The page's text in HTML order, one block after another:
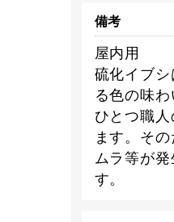
備考
屋内用
硫化イブシ
る色の味
ひとつ職人
ます。そ
ムラ等が
す。